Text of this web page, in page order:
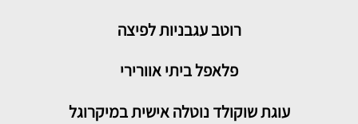
רוטב עגבניות לפיצה
פלאפל ביתי אוורירי
עוגת שוקולד נוטלה אישית במיקרוגל